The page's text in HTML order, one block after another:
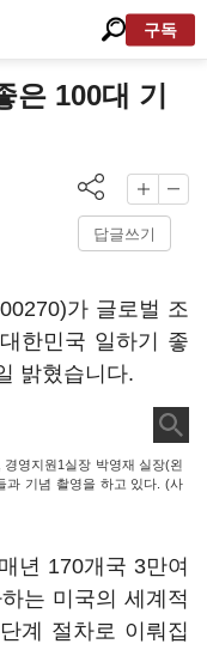
구독
은 100대 기
답글쓰기
가 글로벌 조
한민국 일하기 좋
밝혔습니다.
영지원1실장 박영재 실장(왼
과 기념 촬영을 하고 있다. (사
년 170개국 3만여
는 미국의 세계적
계 절차로 이뤄집